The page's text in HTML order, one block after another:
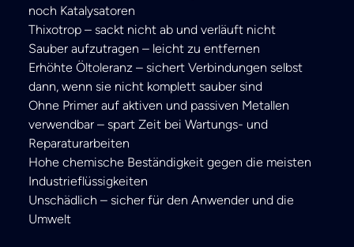
noch Katalysatoren
Thixotrop – sackt nicht ab und verläuft nicht
Sauber aufzutragen – leicht zu entfernen
Erhöhte Öltoleranz – sichert Verbindungen selbst
dann, wenn sie nicht komplett sauber sind
Ohne Primer auf aktiven und passiven Metallen
verwendbar – spart Zeit bei Wartungs- und
Reparaturarbeiten
Hohe chemische Beständigkeit gegen die meisten
Industrieflüssigkeiten
Unschädlich – sicher für den Anwender und die
Umwelt